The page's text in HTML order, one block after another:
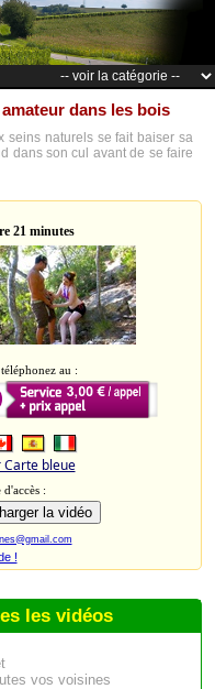
dans les bois
seins naturels se fait baiser sa
dans son cul avant de se faire
21 minutes
au :
Carte bleue
:
!
les vidéos
vos voisines